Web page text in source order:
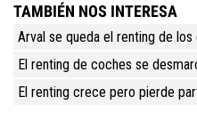
TAMBIÉN NOS INTERESA
Arval se queda el renting de
El renting de coches se
El renting crece pero pierde